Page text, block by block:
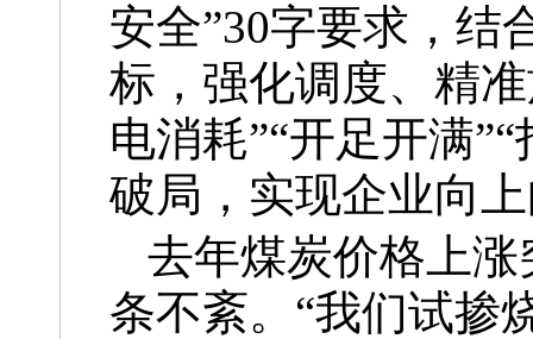
安全”30字要求，结
标，强化调度、精
电消耗”“开足开满
破局，实现企业向
去年煤炭价格上
条不紊。“我们试掺